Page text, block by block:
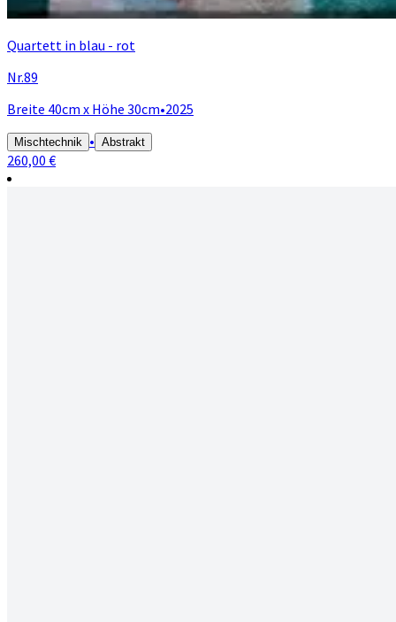
Quartett in blau - rot
Nr.89
Breite 40cm x Höhe 30cm•2025
Mischtechnik • Abstrakt
260,00 €